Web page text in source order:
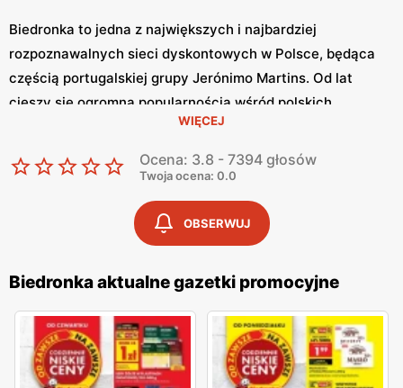
Biedronka to jedna z największych i najbardziej
rozpoznawalnych sieci dyskontowych w Polsce, będąca
częścią portugalskiej grupy Jerónimo Martins. Od lat
cieszy się ogromną popularnością wśród polskich
konsumentów, oferując szeroki asortyment produktów
spożywczych i przemysłowych w atrakcyjnych niskich
cenach. Klienci cenią sobie bogaty wybór, częste
promocje oraz doskonałą jakość oferowanych produktów.
Jednym z kluczowych elementów strategii marketingowej
Biedronka gazetka promocyjna
się regularnie i informuje o najnowszych ofertach.
Gazetka promocyjna Biedronka
, publikowana co tydzień,
prezentuje aktualne promocje, specjalne oferty i
sezonowe wyprzedaże, dzięki czemu klienci mogą
planować swoje zakupy i korzystać z wyjątkowych okazji
WIĘCEJ
Ocena: 3.8 - 7394 głosów
Twoja ocena: 0.0
OBSERWUJ
Biedronka aktualne gazetki promocyjne